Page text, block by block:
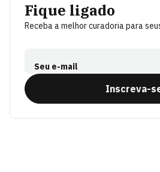
Fique ligado
Receba a melhor curadoria para
Seu e-mail
Inscreva-